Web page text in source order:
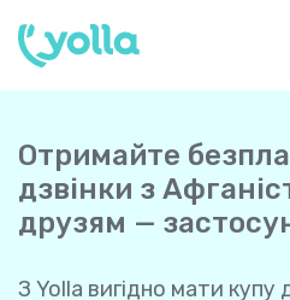
Отримайте
дзвінки з
друзям —
З Yolla вигідно мати купу